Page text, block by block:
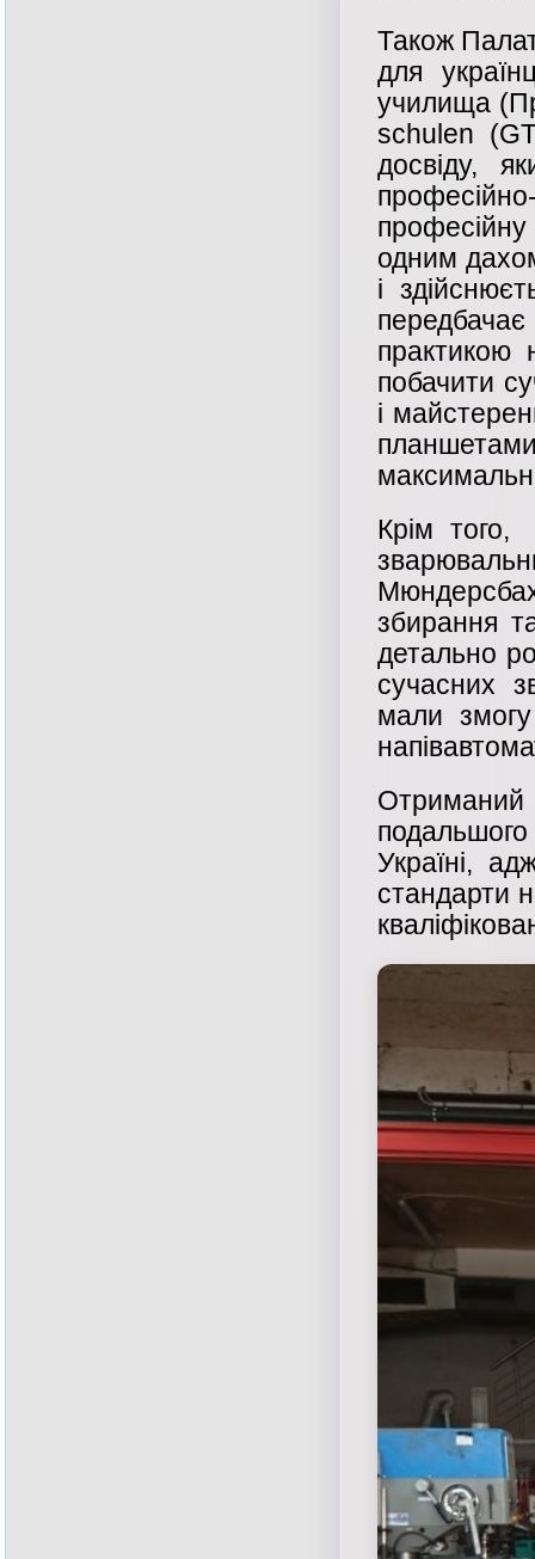
Також
для
училища
schulen
досвіду,
одним
і
практикою
побачити
і
Крім того,
збирання
детально
сучасних
мали
подальшого
Україні,
стандарти